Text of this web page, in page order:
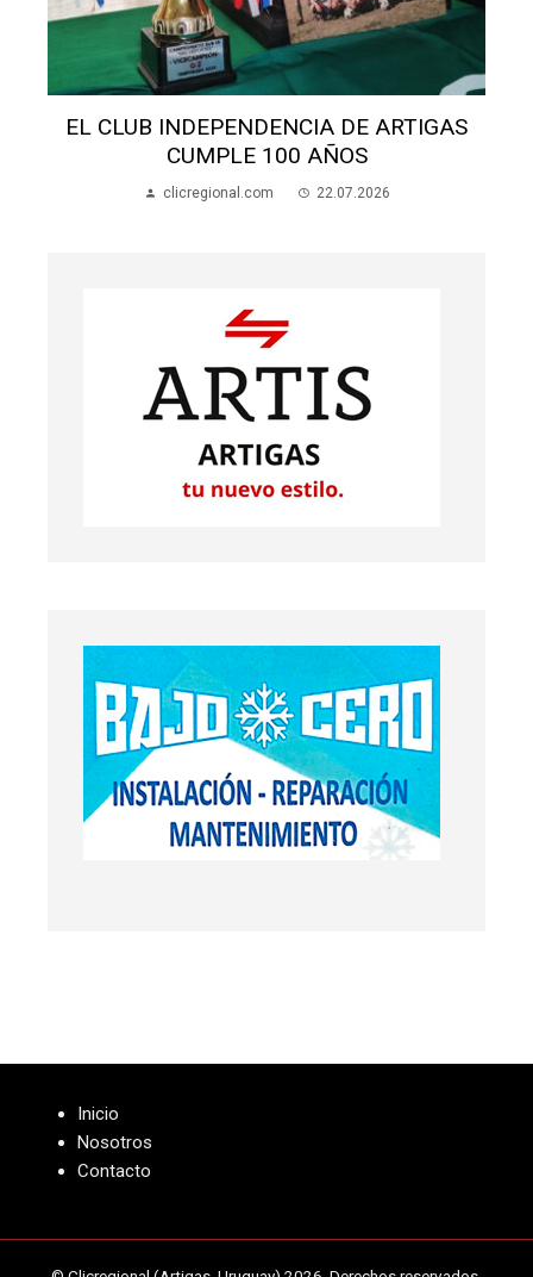
ALUMNOS APEDREARON A UNA MADRE
EN LA ESCUELA 70
clicregional.com 22.07.2026
Inicio
Nosotros
Contacto